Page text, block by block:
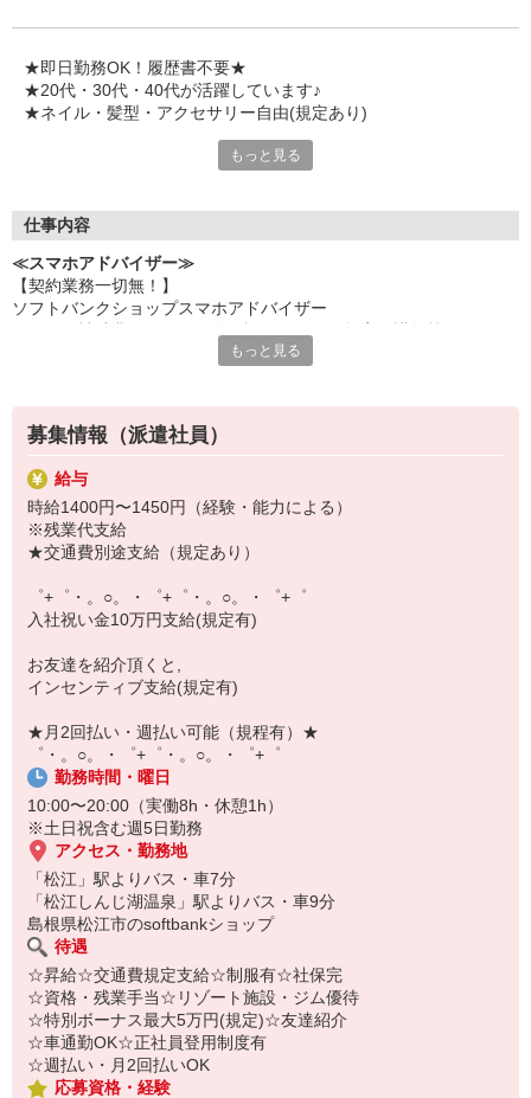
゜・。○。・゜+゜・。○。・゜+゜
★即日勤務OK！履歴書不要★
★20代・30代・40代が活躍しています♪
★ネイル・髪型・アクセサリー自由(規定あり)
シエロのご紹介するお店は、
優しい人間関係がある場所ばかり！
【選べるお仕事いろいろ】
￣￣￣￣￣￣￣￣￣￣￣
事務、経理、データ入力、コールセンター、受付
機械/食品製造・梱包・仕分け・加工・組立・検査
▼美容系
眉毛サロンのアイブロウ・ネイリスト・エステ
▼営業・販売
法人営業・アパレル販売・個別指導塾・人材紹介
▼人気案件も多数♪
短期・期間限定・オープニング・官公庁案件
上場/優良/大手企業など
【スマホ面接実施中】
￣￣￣￣￣￣￣￣￣
自宅に居ながらスマホでカンタン面接OK！
オンライン面談なのでスピード対応。
即日登録もOK♪
気になった方はお気軽にご相談ください！
もっと見る
仕事内容
≪スマホアドバイザー≫
【契約業務一切無！】
ソフトバンクショップスマホアドバイザー
※未経験大歓迎、幅広い年齢層活躍！
もっと見る
募集情報（派遣社員）
給与
時給1400円〜1450円（経験・能力による）
※残業代支給
★交通費別途支給（規定あり）
゜+゜・。○。・゜+゜・。○。・゜+゜
入社祝い金10万円支給(規定有)
お友達を紹介頂くと,
インセンティブ支給(規定有)
★月2回払い・週払い可能（規程有）★
゜・。○。・゜+゜・。○。・゜+゜
勤務時間・曜日
10:00〜20:00（実働8h・休憩1h）
※土日祝含む週5日勤務
アクセス・勤務地
「松江」駅よりバス・車7分
「松江しんじ湖温泉」駅よりバス・車9分
島根県松江市のsoftbankショップ
待遇
☆昇給☆交通費規定支給☆制服有☆社保完
☆資格・残業手当☆リゾート施設・ジム優待
☆特別ボーナス最大5万円(規定)☆友達紹介
☆車通勤OK☆正社員登用制度有
☆週払い・月2回払いOK
応募資格・経験